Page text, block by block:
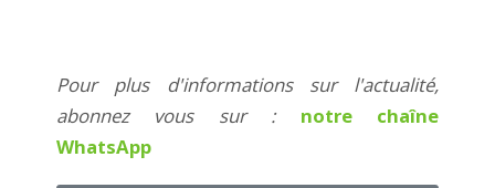
Pour plus d'informations sur l'actualité,
abonnez vous sur : notre chaîne
WhatsApp